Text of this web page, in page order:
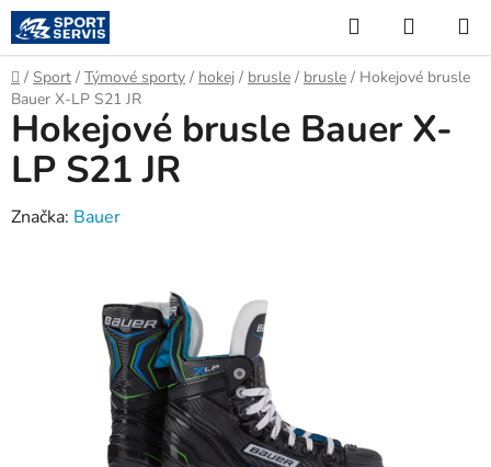
Přejít
na
obsah
Hledat
KOŠÍK
Domů
/ Sport / Týmové sporty / hokej / brusle / brusle / Hokejové brusle
Bauer X-LP S21 JR
Hokejové brusle Bauer X-
LP S21 JR
Značka: Bauer